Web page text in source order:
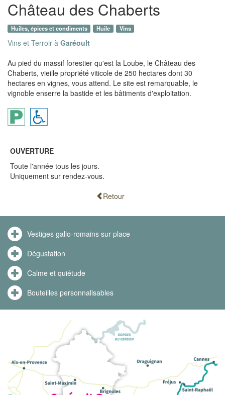
Château des Chaberts
Huiles, épices et condiments Huile Vins
Vins et Terroir à Garéoult
Au pied du massif forestier qu'est la Loube, le Château des
Chaberts, vieille propriété viticole de 250 hectares dont 30
hectares en vignes, vous attend. Le site est remarquable, le
vignoble enserre la bastide et les bâtiments d'exploitation.
OUVERTURE
Toute l'année tous les jours.
Uniquement sur rendez-vous.
Retour
Vestiges gallo-romains sur place
Dégustation
Calme et quiétude
Bouteilles personnalisables